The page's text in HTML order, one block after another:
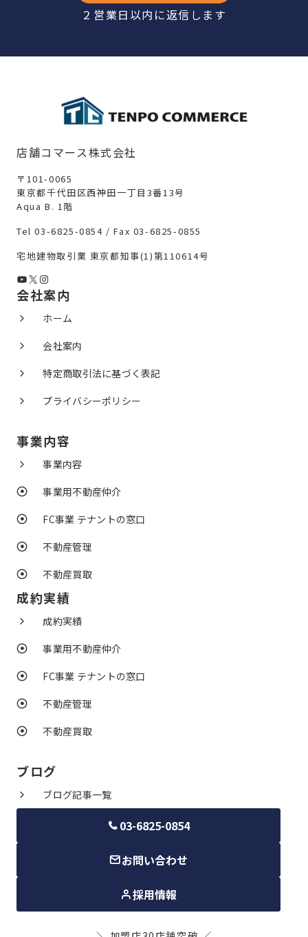
２営業日以内に返信します
店舗コマース株式会社
〒101-0065
東京都千代田区西神田一丁目3番13号
Aqua B. 1階
Tel 03-6825-0854 / Fax 03-6825-0855
宅地建物取引業 東京都知事(1)第110614号
YouTube
X Instagram
会社案内
ホーム
会社案内
特定商取引法に基づく表記
プライバシーポリシー
事業内容
事業内容
事業用不動産仲介
FC事業 テナントの窓口
不動産管理
不動産買取
成約実績
成約実績
事業用不動産仲介
FC事業 テナントの窓口
不動産管理
不動産買取
ブログ
ブログ記事一覧
03-6825-0854
お問い合わせ
採用情報